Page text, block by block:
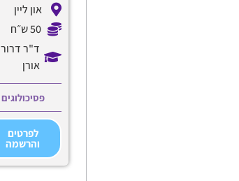
און ליין
50 ש״ח
ד"ר דרור
אורן
פסיכולוגים
לפרטים
והרשמה